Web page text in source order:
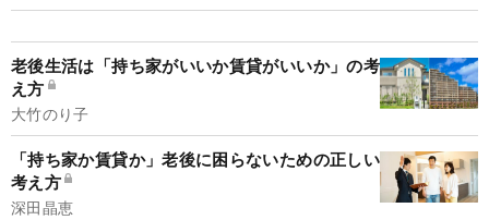
老後生活は「持ち家がいいか賃貸がいいか」の考
え方
大竹のり子
「持ち家か賃貸か」老後に困らないための正しい
考え方
深田晶恵